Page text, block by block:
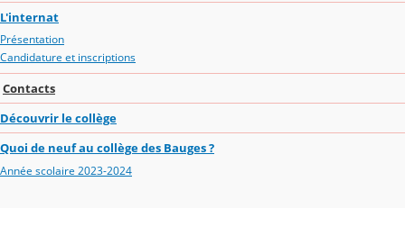
L'internat
Présentation
Candidature et inscriptions
Contacts
Découvrir le collège
Quoi de neuf au collège des Bauges ?
Année scolaire 2023-2024